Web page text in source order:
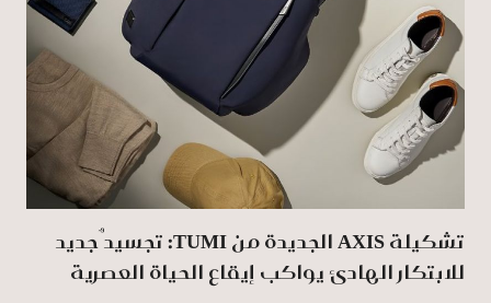
تشكيلة AXIS الجديدة من TUMI: تجسيدٌ جديد
للابتكار الهادئ يواكب إيقاع الحياة العصرية